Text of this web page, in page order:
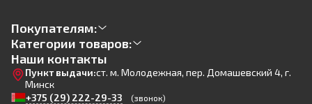
Покупателям:
Категории товаров:
Наши контакты
Пункт выдачи:ст. м. Молодежная, пер. Домашевский 4, г.
Минск
+375 (29) 222-29-33
(звонок)